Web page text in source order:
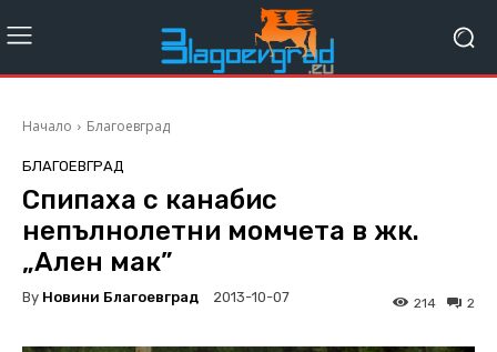
Начало Благоевград
БЛАГОЕВГРАД
Спипаха с канабис
непълнолетни момчета в жк.
„Ален мак”
By Новини Благоевград 2013-10-07 2
214